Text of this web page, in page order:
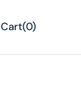
Cart(0)